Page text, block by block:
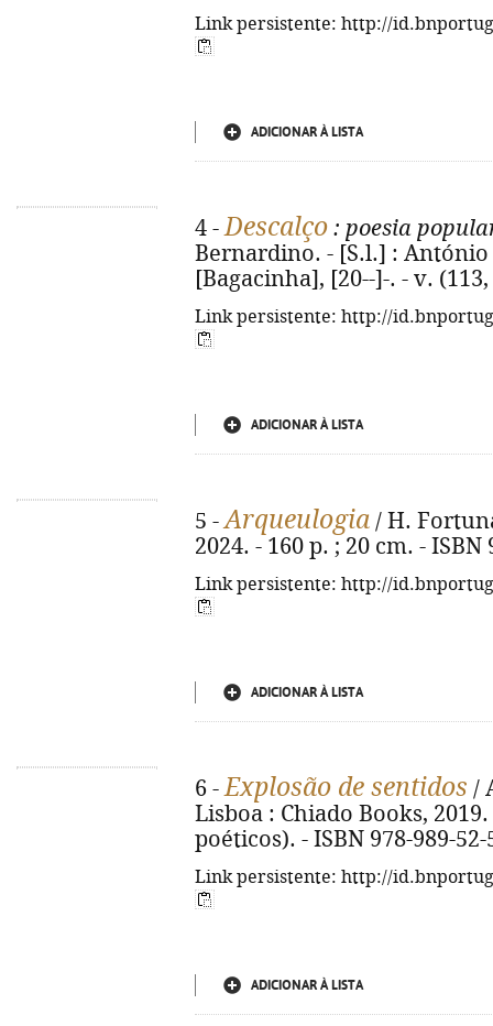
Link persistente: http://
ADICIONAR À LISTA
4 -Descalço : poesia
Bernardino. - [S.l.] :
[Bagacinha], [20--]-. - v.
Link persistente: http://
ADICIONAR À LISTA
5 -Arqueulogia / H.
2024. - 160 p. ; 20 cm. - ISBN
Link persistente: http://
ADICIONAR À LISTA
6 -Explosão de sentidos /
Lisboa : Chiado Books,
poéticos). - ISBN 978-989-52-
Link persistente: http://
ADICIONAR À LISTA